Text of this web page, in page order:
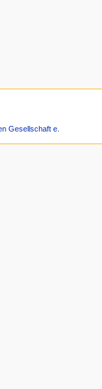
Gesellschaft e.